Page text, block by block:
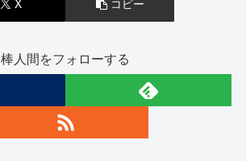
X コピー
棒人間をフォローする